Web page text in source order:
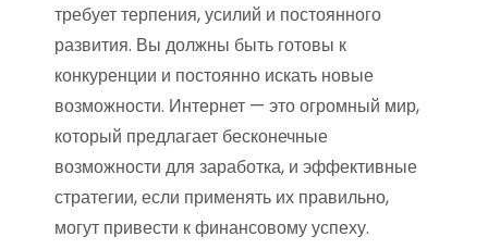
требует терпения, усилий и постоянного
развития. Вы должны быть готовы к
конкуренции и постоянно искать новые
возможности. Интернет — это огромный мир,
который предлагает бесконечные
возможности для заработка, и эффективные
стратегии, если применять их правильно,
могут привести к финансовому успеху.